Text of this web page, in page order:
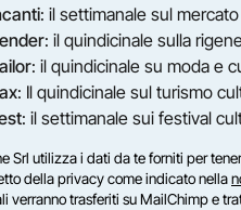
: il settimanale sul
: il quindicinale sulla
: il quindicinale su moda e
: Il quindicinale sul turismo
: il settimanale sui festival
Srl utilizza i dati da te forniti per
della privacy come indicato nella
verranno trasferiti su MailChimp e